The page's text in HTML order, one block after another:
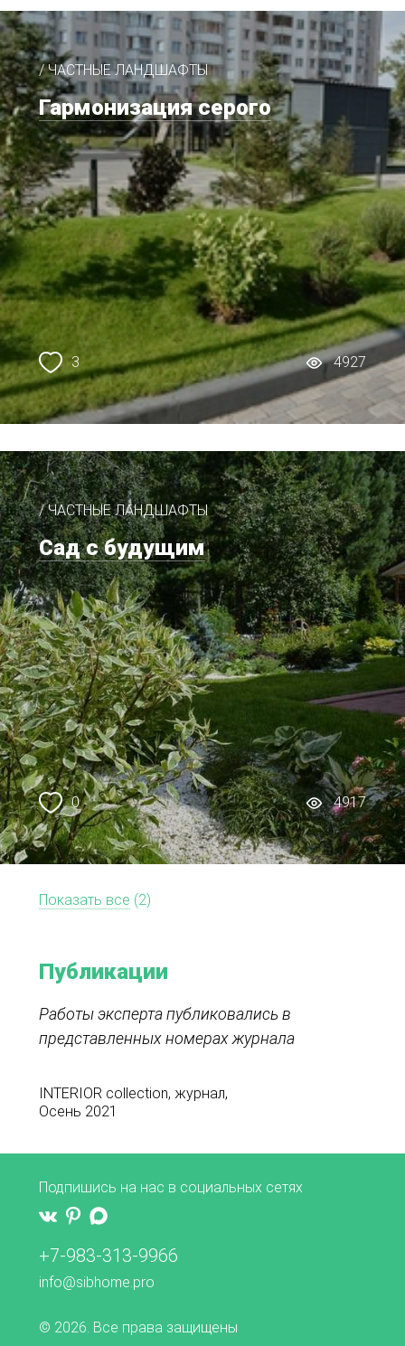
/ ЧАСТНЫЕ ЛАНДШАФТЫ
Гармонизация серого
3 4927
/ ЧАСТНЫЕ ЛАНДШАФТЫ
Сад с будущим
0 4917
Показать все (2)
Публикации
Работы эксперта публиковались в
представленных номерах журнала
INTERIOR collection, журнал,
Осень 2021
Подпишись на нас в социальных сетях
+7-983-313-9966
info@sibhome.pro
© 2026. Все права защищены